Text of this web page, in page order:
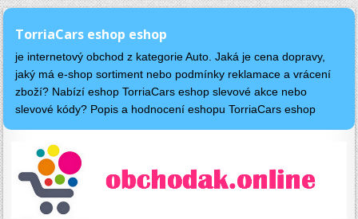
TorriaCars eshop eshop
je internetový obchod z kategorie Auto. Jaká je cena dopravy,
jaký má e-shop sortiment nebo podmínky reklamace a vrácení
zboží? Nabízí eshop TorriaCars eshop slevové akce nebo
slevové kódy? Popis a hodnocení eshopu TorriaCars eshop